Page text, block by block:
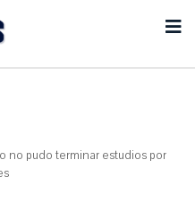
no pudo terminar estudios por